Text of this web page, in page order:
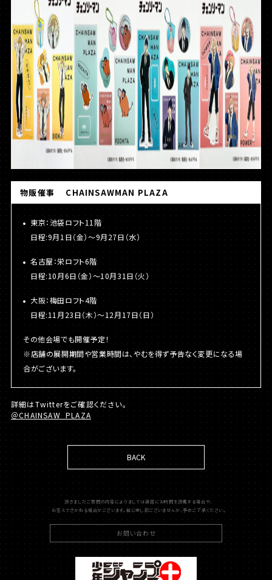
物販催事 CHAINSAWMAN PLAZA
東京：池袋ロフト11階
日程:9月1日（金）〜9月27日（水）
名古屋：栄ロフト6階
日程:10月6日（金）〜10月31日（火）
大阪：梅田ロフト4階
日程:11月23日（木）〜12月17日（日）
その他会場でも開催予定！
※店舗の展開期間や営業時間は、やむを得ず予告なく変更になる場
合がございます。
詳細はTwitterをご確認ください。
＠CHAINSAW_PLAZA
BACK
頂きましたご質問の内容によりましては返信にお時間を頂戴する場合や、
お答えできかねる場合がございます。誠に申し訳ございませんが、予めご了承ください。
お問い合わせ